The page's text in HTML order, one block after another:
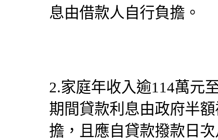
息由借款人自行負擔。
2.家庭年收入逾114萬元
期間貸款利息由政府半
擔，且應自貸款撥款日